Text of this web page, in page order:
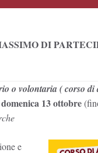
DI
o volontaria ( corso di
13 ottobre
e